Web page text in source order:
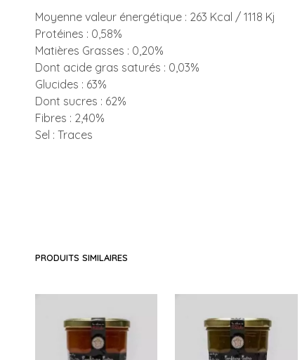
Moyenne valeur énergétique : 263 Kcal / 1118 Kj
Protéines : 0,58%
Matières Grasses : 0,20%
Dont acide gras saturés : 0,03%
Glucides : 63%
Dont sucres : 62%
Fibres : 2,40%
Sel : Traces
PRODUITS SIMILAIRES